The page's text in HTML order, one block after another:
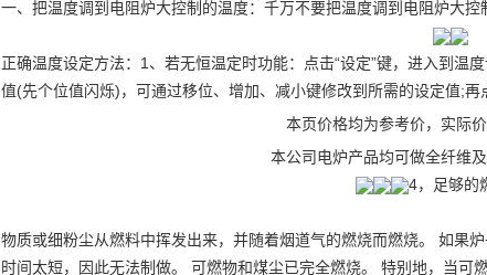
一、把温度调到电阻炉大控制的温度：千万不要把温度调到电阻炉大控
正确温度设定方法：1、若无恒温定时功能：点击“设定”键，进入到温
值(先个位值闪烁)，可通过移位、增加、减小键修改到所需的设定值;再
本页价格均为参考价，实际价
本公司电炉产品均可做全纤维
4，足够的
物质或细粉尘从燃料中挥发出来，并随着烟道气的燃烧而燃烧。 如果
时间太短，因此无法制做。 可燃物和煤尘已完全燃烧。 特别地，当